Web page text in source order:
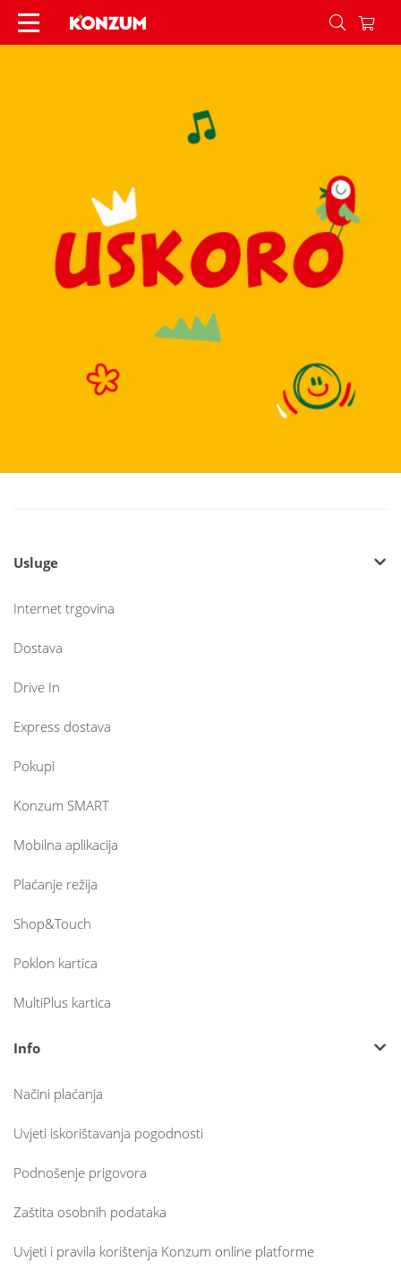
Mali veliki talenti - Konzum
Usluge
Internet trgovina
Dostava
Drive In
Express dostava
Pokupi
Konzum SMART
Mobilna aplikacija
Plaćanje režija
Shop&Touch
Poklon kartica
MultiPlus kartica
Info
Načini plaćanja
Uvjeti iskorištavanja pogodnosti
Podnošenje prigovora
Zaštita osobnih podataka
Uvjeti i pravila korištenja Konzum online platforme